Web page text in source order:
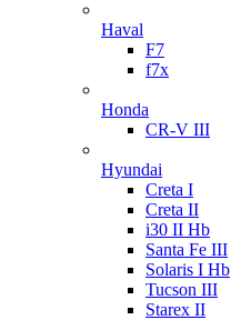
Haval
F7
f7x
Honda
CR-V III
Hyundai
Creta I
Creta II
i30 II Hb
Santa Fe III
Solaris I Hb
Tucson III
Starex II